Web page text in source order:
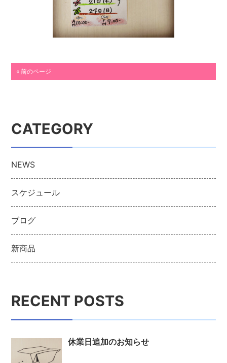
« 前のページ
CATEGORY
NEWS
スケジュール
ブログ
新商品
RECENT POSTS
休業日追加のお知らせ